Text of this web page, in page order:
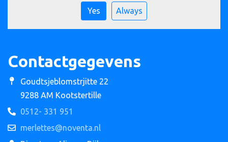
Yes Always
Contactgegevens
Goudtsjeblomstrjitte 22
9288 AM Kootstertille
0512- 331 951
merlettes@noventa.nl